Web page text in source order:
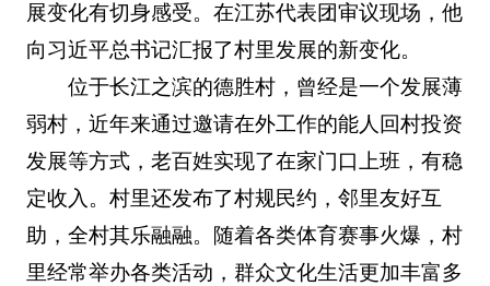
展变化有切身感受。在江苏代表团审议现场，他
向习近平总书记汇报了村里发展的新变化。
位于长江之滨的德胜村，曾经是一个发展薄
弱村，近年来通过邀请在外工作的能人回村投资
发展等方式，老百姓实现了在家门口上班，有稳
定收入。村里还发布了村规民约，邻里友好互
助，全村其乐融融。随着各类体育赛事火爆，村
里经常举办各类活动，群众文化生活更加丰富多